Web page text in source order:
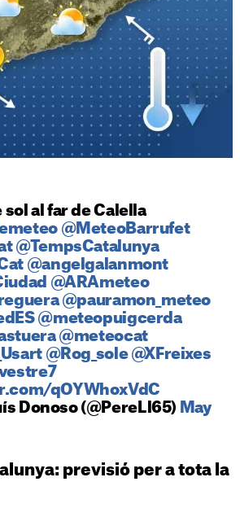
al far de Calella
@MeteoBarrufet
@TempsCatalunya
@angelgalanmont
@ARAmeteo
@pauramon_meteo
@meteopuigcerda
@meteocat
@Rog_sole @XFreixes
qOYWhoxVdC
Donoso (@PereLl65) May
previsió per a tota la